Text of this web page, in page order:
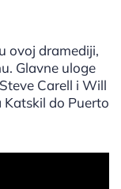
ovoj dramediji,
Glavne uloge
Carell i Will
do Puerto